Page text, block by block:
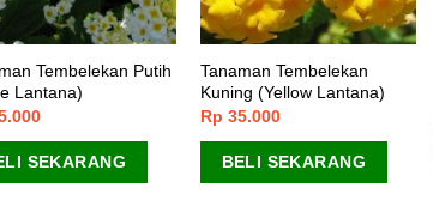
Tembelekan Putih
Lantana)
SEKARANG
Tanaman Tembelekan
Kuning (Yellow Lantana)
Rp 35.000
BELI SEKARANG